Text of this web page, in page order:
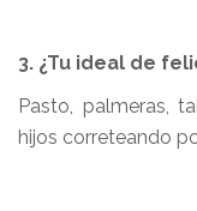
3. ¿Tu ideal de
Pasto, palmeras,
hijos correteando